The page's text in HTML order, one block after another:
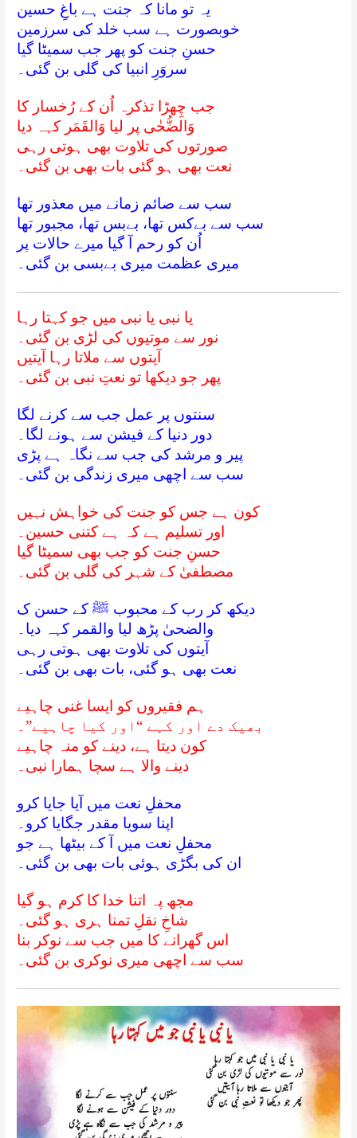
یہ تو مانا کہ جنت ہے باغِ حسین
خوبصورت ہے سب خلد کی سرزمین
حسنِ جنت کو پھر جب سمیٹا گیا
سروَرِ انبیا کی گلی بن گئی۔
جب چِھڑا تذکرہ اُن کے رُخسار کا
وَالضُّحٰی پر لیا وَالقَمَر کہہ دیا
صورتوں کی تلاوت بھی ہوتی رہی
نعت بھی ہو گئی بات بھی بن گئی۔
سب سے صائم زمانے میں معذور تھا
سب سے بےکس تھا، بےبس تھا، مجبور تھا
اُن کو رحم آ گیا میرے حالات پر
میری عظمت میری بےبسی بن گئی۔
یا نبی یا نبی میں جو کہتا رہا
نور سے موتیوں کی لڑی بن گئی۔
آیتوں سے ملاتا رہا آیتیں
پھر جو دیکھا تو نعتِ نبی بن گئی۔
سنتوں پر عمل جب سے کرنے لگا
دور دنیا کے فیشن سے ہونے لگا۔
پیر و مرشد کی جب سے نگاہ ہے پڑی
سب سے اچھی میری زندگی بن گئی۔
کون ہے جس کو جنت کی خواہش نہیں
اور تسلیم ہے کہ ہے کتنی حسین۔
حسنِ جنت کو جب بھی سمیٹا گیا
مصطفیٰ کے شہر کی گلی بن گئی۔
دیکھ کر رب کے محبوب ﷺ کے حسن ک
والضحیٰ پڑھ لیا والقمر کہہ دیا۔
آیتوں کی تلاوت بھی ہوتی رہی
نعت بھی ہو گئی، بات بھی بن گئی۔
ہم فقیروں کو ایسا غنی چاہیے
بھیک دے اور کہے “اور کیا چاہیے”۔
کون دیتا ہے، دینے کو منہ چاہیے
دینے والا ہے سچا ہمارا نبی۔
محفلِ نعت میں آیا جایا کرو
اپنا سویا مقدر جگایا کرو۔
محفلِ نعت میں آ کے بیٹھا ہے جو
ان کی بگڑی ہوئی بات بھی بن گئی۔
مجھ پہ اتنا خدا کا کرم ہو گیا
شاخِ نقلِ تمنا ہری ہو گئی۔
اس گھرانے کا میں جب سے نوکر بنا
سب سے اچھی میری نوکری بن گئی۔